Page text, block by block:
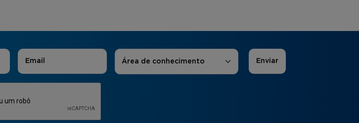
E-mail Áreas de Interesse
Área de conhecimento